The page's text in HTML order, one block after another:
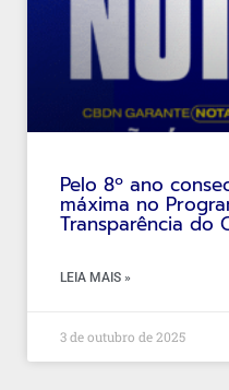
Pelo 8º ano
máxima no
Transparência do
LEIA MAIS »
3 de outubro de 2025